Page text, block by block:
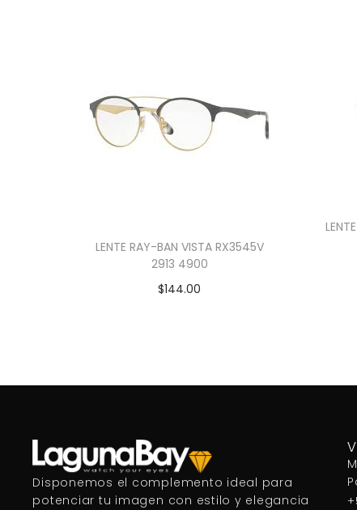
LENTE RAY-BAN VISTA RX3545V
2913 4900
$144.00
Disponemos el complemento ideal para
potenciar tu imagen con estilo y elegancia